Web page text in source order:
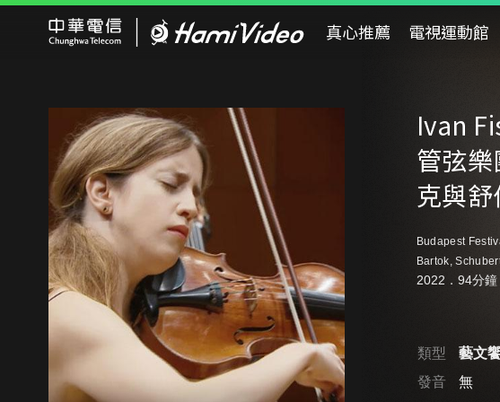
真心推薦 電視運動館
Ivan
管弦
克與
Budapest
Bartok,
2022．94分鐘
類型
藝文
發音
無